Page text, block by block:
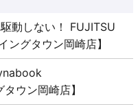
動しない！ FUJITSU
ングタウン岡崎店】
ウン岡崎店】